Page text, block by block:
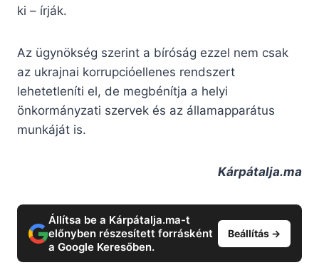
ki – írják.
Az ügynökség szerint a bíróság ezzel nem csak
az ukrajnai korrupcióellenes rendszert
lehetetleníti el, de megbénítja a helyi
önkormányzati szervek és az államapparátus
munkáját is.
Kárpátalja.ma
Állítsa be a Kárpátalja.ma-t
előnyben részesített forrásként
a Google Keresőben.
Beállítás →